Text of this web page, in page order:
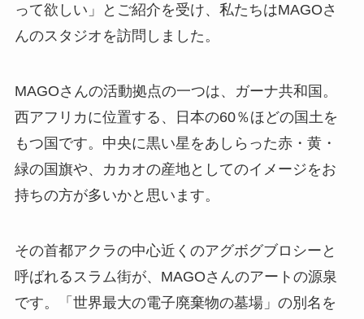
って欲しい」とご紹介を受け、私たちはMAGOさ
んのスタジオを訪問しました。
MAGOさんの活動拠点の一つは、ガーナ共和国。
西アフリカに位置する、日本の60％ほどの国土を
もつ国です。中央に黒い星をあしらった赤・黄・
緑の国旗や、カカオの産地としてのイメージをお
持ちの方が多いかと思います。
その首都アクラの中心近くのアグボグブロシーと
呼ばれるスラム街が、MAGOさんのアートの源泉
です。「世界最大の電子廃棄物の墓場」の別名を